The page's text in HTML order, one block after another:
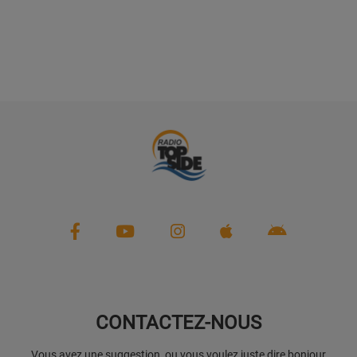
CONTACTEZ-NOUS